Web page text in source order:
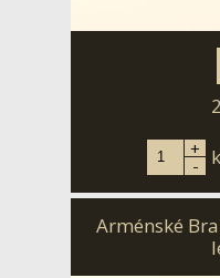
+
-
Arménské